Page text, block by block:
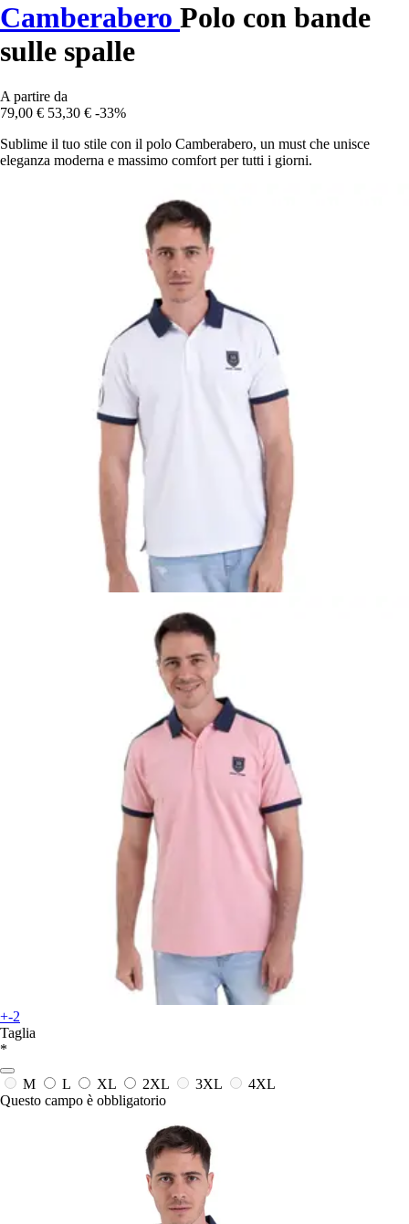
Camberabero Polo con bande
sulle spalle
A partire da
79,00 € 53,30 € -33%
Sublime il tuo stile con il polo Camberabero, un must che unisce
eleganza moderna e massimo comfort per tutti i giorni.
+-2
Taglia
*
M L XL 2XL 3XL
4XL
Questo campo è obbligatorio